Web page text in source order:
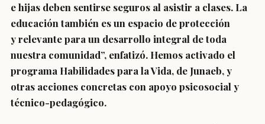
e hijas deben sentirse seguros al asistir a clases. La
educación también es un espacio de protección
y relevante para un desarrollo integral de toda
nuestra comunidad”, enfatizó. Hemos activado el
programa Habilidades para la Vida, de Junaeb, y
otras acciones concretas con apoyo psicosocial y
técnico-pedagógico.